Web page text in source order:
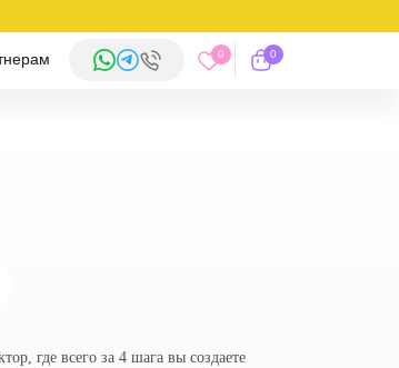
0
0
где всего за 4 шага вы создаете